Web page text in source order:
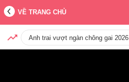
VỀ TRANG CHỦ
Anh trai vượt ngàn chông gai 2026